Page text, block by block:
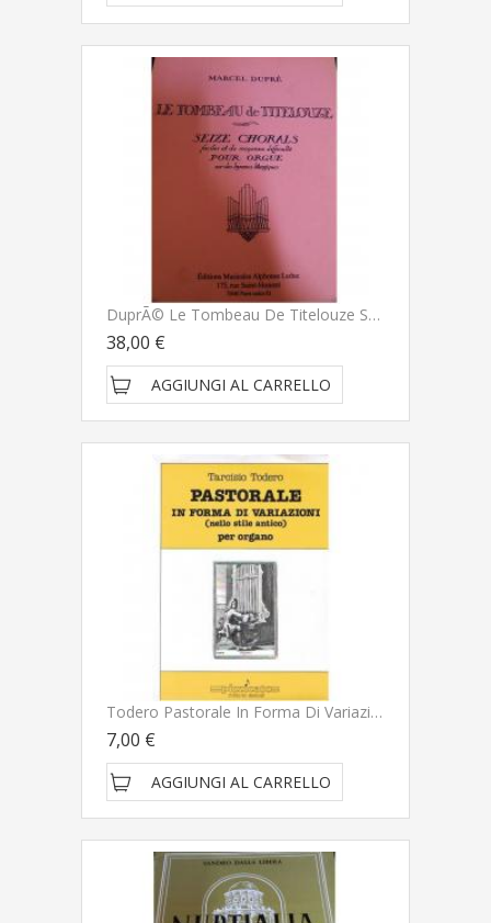
DuprÃ© Le Tombeau De Titelouze Seize Chorals Faciles Et De Moyenne DifficultÃ© Pour Orgue Sur Des Hymmes Liturgiques - Alphonse Leduc
38,00 €
AGGIUNGI AL CARRELLO
Todero Pastorale In Forma Di Variazioni (nello Stile Antico) Per Organo - Pizzicato Edizioni Musicali
7,00 €
AGGIUNGI AL CARRELLO